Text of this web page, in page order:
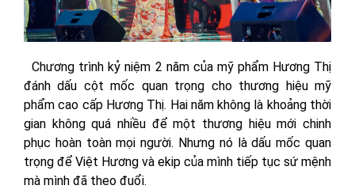
Chương trình kỷ niệm 2 năm của mỹ phẩm Hương Thị
đánh dấu cột mốc quan trọng cho thương hiệu mỹ
phẩm cao cấp Hương Thị. Hai năm không là khoảng thời
gian không quá nhiều để một thương hiệu mới chinh
phục hoàn toàn mọi người. Nhưng nó là dấu mốc quan
trọng để Việt Hương và ekip của mình tiếp tục sứ mệnh
mà mình đã theo đuổi.